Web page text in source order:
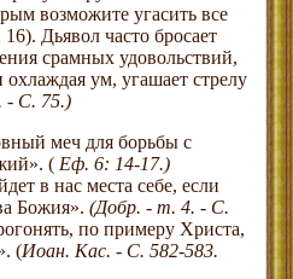
возможите угасить все
Дьявол часто бросает
срамных удовольствий,
ум, угашает стрелу
- С. 75.)
меч для борьбы с
( Еф. 6: 14-17.)
в нас места себе, если
Божия». (Добр. - т. 4. - С.
по примеру Христа,
(Иоан. Кас. - С. 582-583.